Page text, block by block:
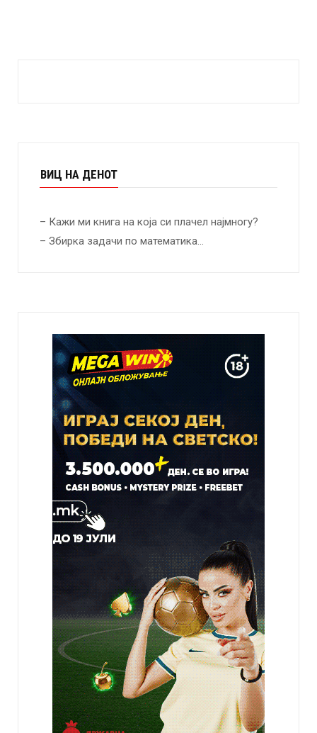
ВИЦ НА ДЕНОТ
– Кажи ми книга на која си плачел најмногу?
– Збирка задачи по математика…